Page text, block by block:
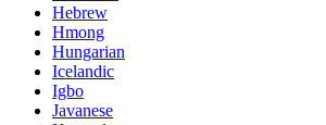
Hebrew
Hmong
Hungarian
Icelandic
Igbo
Javanese